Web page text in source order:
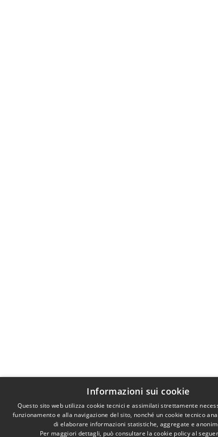
Informazioni sui cookie
Questo sito web utilizza cookie tecnici e assimilati strettamente
funzionamento e alla navigazione del sito, nonché un cookie tecnico
di elaborare informazioni statistiche, aggregate e
Per maggiori dettagli, può consultare la cookie policy al